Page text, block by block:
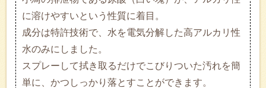
に溶けやすいという性質に着目。
成分は特許技術で、水を電気分解した高アルカリ性
水のみにしました。
スプレーして拭き取るだけでこびりついた汚れを簡
単に、かつしっかり落とすことができます。